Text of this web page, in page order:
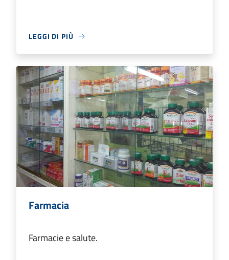
LEGGI DI PIÙ
Farmacia
Farmacie e salute.